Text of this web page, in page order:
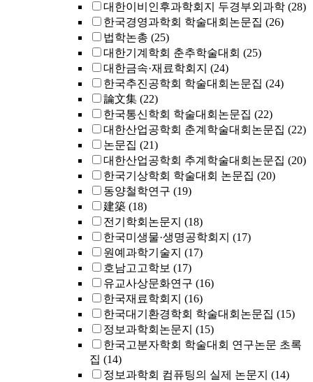
대한이비인후과학회지 두경부외과학 (28)
한국경영과학회 학술대회논문집 (26)
법학논총 (25)
대한기계학회 춘추학술대회 (25)
대한금속·재료학회지 (24)
한국추진공학회 학술대회논문집 (24)
論文集 (22)
한국통신학회 학술대회논문집 (22)
대한산업공학회 춘계학술대회논문집 (22)
논문집 (21)
대한산업공학회 추계학술대회논문집 (20)
한국기상학회 학술대회 논문집 (20)
동양철학연구 (19)
建築 (18)
전기학회논문지 (18)
한국미생물·생명공학회지 (17)
원예과학기술지 (17)
호남고고학보 (17)
유교사상문화연구 (16)
한국재료학회지 (16)
한국대기환경학회 학술대회논문집 (15)
정보과학회논문지 (15)
한국고분자학회 학술대회 연구논문 초록
집 (14)
정보과학회 컴퓨팅의 실제 논문지 (14)